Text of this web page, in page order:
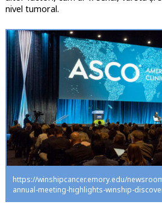
nivel tumoral.
https://winshipcancer.emory.edu/
annual-meeting-highlights-winship-